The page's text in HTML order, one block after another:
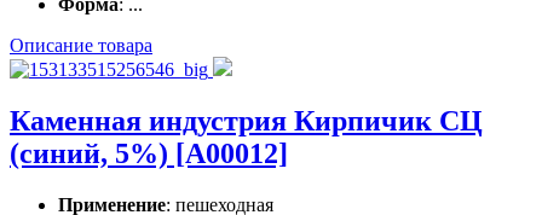
Форма: ...
Описание товара
Каменная индустрия Кирпичик СЦ
(синий, 5%) [A00012]
Применение: пешеходная